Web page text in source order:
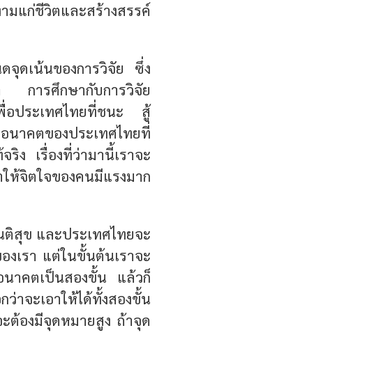
มแก่ชีวิตและสร้างสรรค์
จุดเน้นของการวิจัย ซึ่ง
การศึกษากับการวิจัย
อประเทศไทยที่ชนะ สู้
นาคตของประเทศไทยที่
ง เรื่องที่ว่ามานี้เราจะ
ห้จิตใจของคนมีแรงมาก
ติสุข และประเทศไทยจะ
เรา แต่ในขั้นต้นเราจะ
นาคตเป็นสองขั้น แล้วก็
ะเอาให้ได้ทั้งสองขั้น
ะต้องมีจุดหมายสูง ถ้าจุด